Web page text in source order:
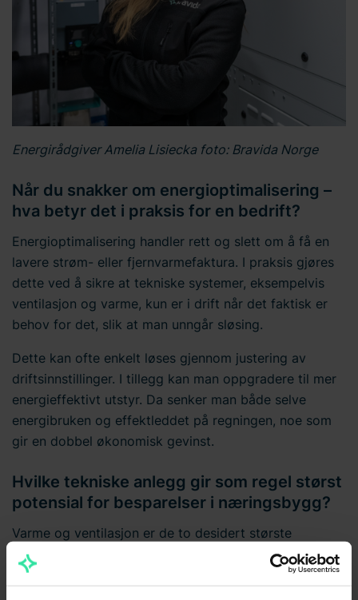
Energirådgiver Amelia Lisiecka foto: Bravida Norge
Når du snakker om energioptimalisering –
hva betyr det i praksis for en bedrift?
Energioptimalisering handler rett og slett om å få en
lavere strøm- eller fjernvarmefaktura. I praksis gjøres
dette ved å sikre at tekniske systemer, eksempelvis
ventilasjon og varme, kun er i drift når det faktisk er
behov for det, slik at man unngår sløsing.
Dette kan ofte enkelt løses gjennom justering av
driftsinnstillinger. I tillegg kan man oppgradere til mer
energieffektivt utstyr. Da senker man både selve
energibruken og effektleddet på regningen, noe som
gir en dobbel økonomisk gevinst.
Hvilke tekniske anlegg gir som regel størst
potensial for besparelser i næringsbygg?
Varme og ventilasjon er de to desidert største
energipostene i et næringsbygg. Eldre
ventilasjonsaggregater har ofte begrensede